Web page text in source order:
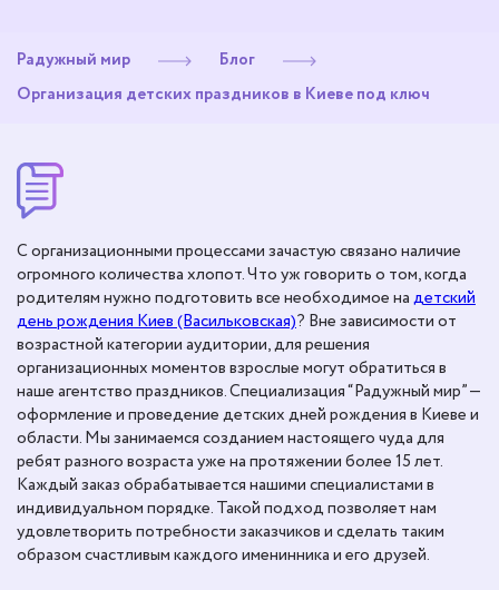
Радужный мир
Блог
Организация детских праздников в Киеве под ключ
С организационными процессами зачастую связано наличие
огромного количества хлопот. Что уж говорить о том, когда
родителям нужно подготовить все необходимое надетский
день рождения Киев (Васильковская)? Вне зависимости от
возрастной категории аудитории, для решения
организационных моментов взрослые могут обратиться в
наше агентство праздников. Специализация “Радужный мир” —
оформление и проведение детских дней рождения в Киеве и
области. Мы занимаемся созданием настоящего чуда для
ребят разного возраста уже на протяжении более 15 лет.
Каждый заказ обрабатывается нашими специалистами в
индивидуальном порядке. Такой подход позволяет нам
удовлетворить потребности заказчиков и сделать таким
образом счастливым каждого именинника и его друзей.